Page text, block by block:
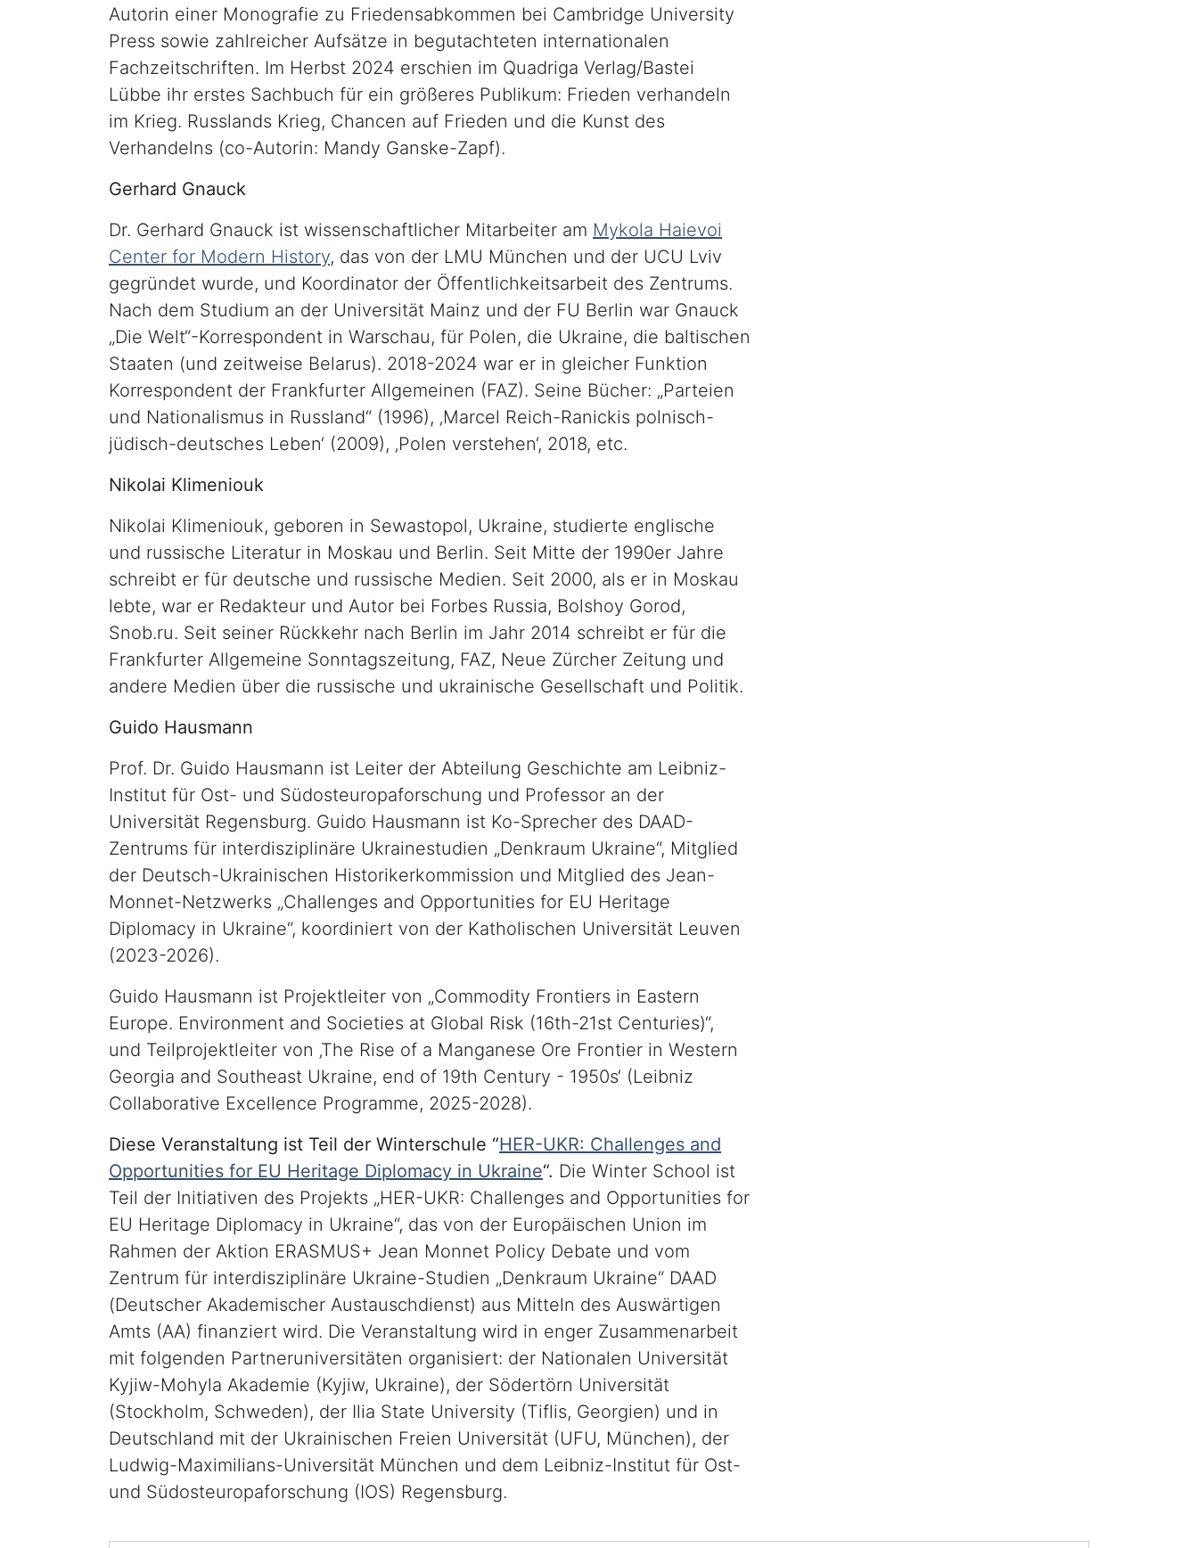
Autorin einer Monografie zu Friedensabkommen bei Cambridge University
Press sowie zahlreicher Aufsätze in begutachteten internationalen
Fachzeitschriften. Im Herbst 2024 erschien im Quadriga Verlag/Bastei
Lübbe ihr erstes Sachbuch für ein größeres Publikum: Frieden verhandeln
im Krieg. Russlands Krieg, Chancen auf Frieden und die Kunst des
Verhandelns (co-Autorin: Mandy Ganske-Zapf).
Gerhard Gnauck
Dr. Gerhard Gnauck ist wissenschaftlicher Mitarbeiter am Mykola Haievoi
Center for Modern History, das von der LMU München und der UCU Lviv
gegründet wurde, und Koordinator der Öffentlichkeitsarbeit des Zentrums.
Nach dem Studium an der Universität Mainz und der FU Berlin war Gnauck
„Die Welt“-Korrespondent in Warschau, für Polen, die Ukraine, die baltischen
Staaten (und zeitweise Belarus). 2018-2024 war er in gleicher Funktion
Korrespondent der Frankfurter Allgemeinen (FAZ). Seine Bücher: „Parteien
und Nationalismus in Russland“ (1996), ‚Marcel Reich-Ranickis polnisch-
jüdisch-deutsches Leben‘ (2009), ‚Polen verstehen‘, 2018, etc.
Nikolai Klimeniouk
Nikolai Klimeniouk, geboren in Sewastopol, Ukraine, studierte englische
und russische Literatur in Moskau und Berlin. Seit Mitte der 1990er Jahre
schreibt er für deutsche und russische Medien. Seit 2000, als er in Moskau
lebte, war er Redakteur und Autor bei Forbes Russia, Bolshoy Gorod,
Snob.ru. Seit seiner Rückkehr nach Berlin im Jahr 2014 schreibt er für die
Frankfurter Allgemeine Sonntagszeitung, FAZ, Neue Zürcher Zeitung und
andere Medien über die russische und ukrainische Gesellschaft und Politik.
Guido Hausmann
Prof. Dr. Guido Hausmann ist Leiter der Abteilung Geschichte am Leibniz-
Institut für Ost- und Südosteuropaforschung und Professor an der
Universität Regensburg. Guido Hausmann ist Ko-Sprecher des DAAD-
Zentrums für interdisziplinäre Ukrainestudien „Denkraum Ukraine“, Mitglied
der Deutsch-Ukrainischen Historikerkommission und Mitglied des Jean-
Monnet-Netzwerks „Challenges and Opportunities for EU Heritage
Diplomacy in Ukraine“, koordiniert von der Katholischen Universität Leuven
(2023-2026).
Guido Hausmann ist Projektleiter von „Commodity Frontiers in Eastern
Europe. Environment and Societies at Global Risk (16th-21st Centuries)“,
und Teilprojektleiter von ‚The Rise of a Manganese Ore Frontier in Western
Georgia and Southeast Ukraine, end of 19th Century - 1950s‘ (Leibniz
Collaborative Excellence Programme, 2025-2028).
Diese Veranstaltung ist Teil der Winterschule “HER-UKR: Challenges and
Opportunities for EU Heritage Diplomacy in Ukraine“. Die Winter School ist
Teil der Initiativen des Projekts „HER-UKR: Challenges and Opportunities for
EU Heritage Diplomacy in Ukraine“, das von der Europäischen Union im
Rahmen der Aktion ERASMUS+ Jean Monnet Policy Debate und vom
Zentrum für interdisziplinäre Ukraine-Studien „Denkraum Ukraine“ DAAD
(Deutscher Akademischer Austauschdienst) aus Mitteln des Auswärtigen
Amts (AA) finanziert wird. Die Veranstaltung wird in enger Zusammenarbeit
mit folgenden Partneruniversitäten organisiert: der Nationalen Universität
Kyjiw-Mohyla Akademie (Kyjiw, Ukraine), der Södertörn Universität
(Stockholm, Schweden), der Ilia State University (Tiflis, Georgien) und in
Deutschland mit der Ukrainischen Freien Universität (UFU, München), der
Ludwig-Maximilians-Universität München und dem Leibniz-Institut für Ost-
und Südosteuropaforschung (IOS) Regensburg.